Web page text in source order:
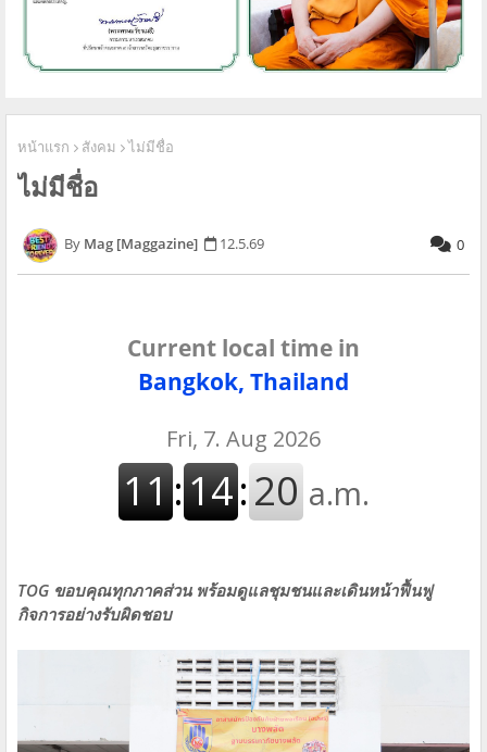
หน้าแรก สังคม ไม่มีชื่อ
ไม่มีชื่อ
Mag [Maggazine] 12.5.69 0
Current local time in
Bangkok, Thailand
TOG ขอบคุณทุกภาคส่วน พร้อมดูแลชุมชนและเดินหน้าฟื้นฟู
กิจการอย่างรับผิดชอบ